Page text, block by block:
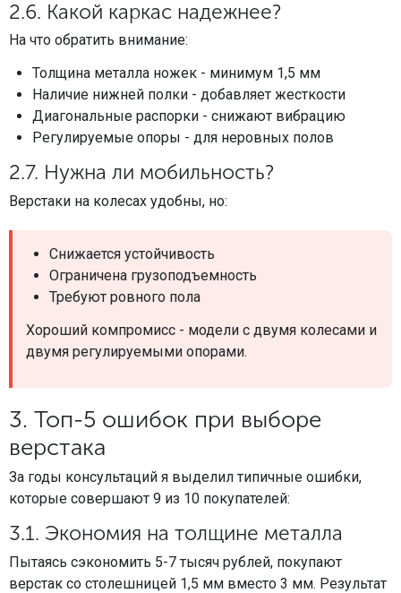
2.6. Какой каркас надежнее?
На что обратить внимание:
Толщина металла ножек - минимум 1,5 мм
Наличие нижней полки - добавляет жесткости
Диагональные распорки - снижают вибрацию
Регулируемые опоры - для неровных полов
2.7. Нужна ли мобильность?
Верстаки на колесах удобны, но:
Снижается устойчивость
Ограничена грузоподъемность
Требуют ровного пола
Хороший компромисс - модели с двумя колесами и
двумя регулируемыми опорами.
3. Топ-5 ошибок при выборе
верстака
За годы консультаций я выделил типичные ошибки,
которые совершают 9 из 10 покупателей:
3.1. Экономия на толщине металла
Пытаясь сэкономить 5-7 тысяч рублей, покупают
верстак со столешницей 1,5 мм вместо 3 мм. Результат